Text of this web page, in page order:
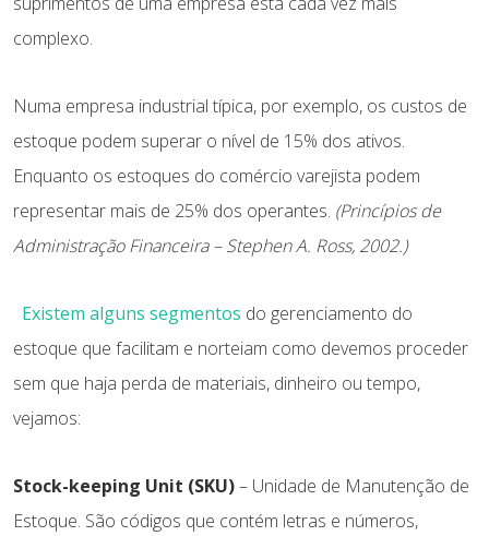
complexo.
Numa empresa industrial típica, por exemplo, os custos de
estoque podem superar o nível de 15% dos ativos.
Enquanto os estoques do comércio varejista podem
representar mais de 25% dos operantes. (Princípios de
Administração Financeira – Stephen A. Ross, 2002.)
Existem alguns segmentos do gerenciamento do
estoque que facilitam e norteiam como devemos proceder
sem que haja perda de materiais, dinheiro ou tempo,
vejamos:
Stock-keeping Unit (SKU)– Unidade de Manutenção de
Estoque. São códigos que contém letras e números,